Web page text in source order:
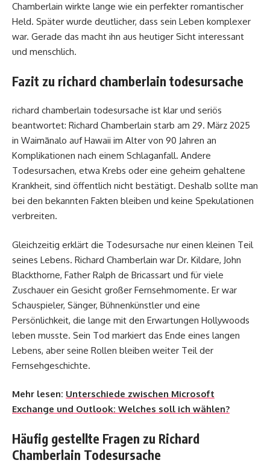
Chamberlain wirkte lange wie ein perfekter romantischer
Held. Später wurde deutlicher, dass sein Leben komplexer
war. Gerade das macht ihn aus heutiger Sicht interessant
und menschlich.
Fazit zu richard chamberlain todesursache
richard chamberlain todesursache ist klar und seriös
beantwortet: Richard Chamberlain starb am 29. März 2025
in Waimānalo auf Hawaii im Alter von 90 Jahren an
Komplikationen nach einem Schlaganfall. Andere
Todesursachen, etwa Krebs oder eine geheim gehaltene
Krankheit, sind öffentlich nicht bestätigt. Deshalb sollte man
bei den bekannten Fakten bleiben und keine Spekulationen
verbreiten.
Gleichzeitig erklärt die Todesursache nur einen kleinen Teil
seines Lebens. Richard Chamberlain war Dr. Kildare, John
Blackthorne, Father Ralph de Bricassart und für viele
Zuschauer ein Gesicht großer Fernsehmomente. Er war
Schauspieler, Sänger, Bühnenkünstler und eine
Persönlichkeit, die lange mit den Erwartungen Hollywoods
leben musste. Sein Tod markiert das Ende eines langen
Lebens, aber seine Rollen bleiben weiter Teil der
Fernsehgeschichte.
Mehr lesen: Unterschiede zwischen Microsoft
Exchange und Outlook: Welches soll ich wählen?
Häufig gestellte Fragen zu Richard
Chamberlain Todesursache